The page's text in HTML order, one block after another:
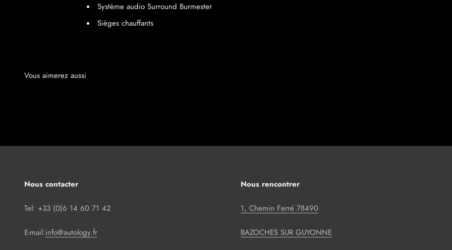
Système audio Surround Burmester
Sièges chauffants
Nous contacter
Tel: +33 (0)6 14 60 71 42
E-mail:info@autology.fr
Nous rencontrer
1, Chemin Ferré 78490
BAZOCHES SUR GUYONNE